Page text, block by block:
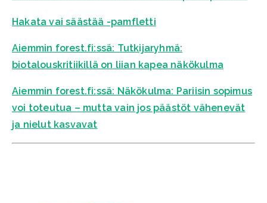
Hakata vai säästää -pamfletti
Aiemmin forest.fi:ssä: Tutkijaryhmä:
biotalouskritiikillä on liian kapea näkökulma
Aiemmin forest.fi:ssä: Näkökulma: Pariisin sopimus
voi toteutua – mutta vain jos päästöt vähenevät
ja nielut kasvavat